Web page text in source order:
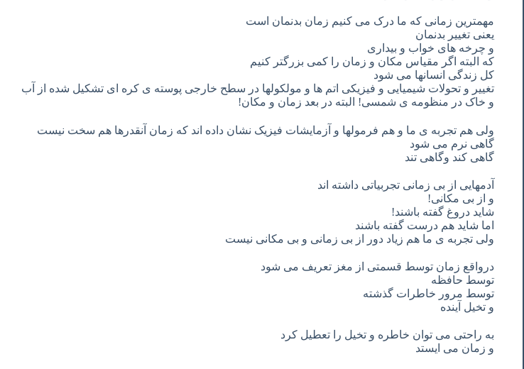
مهمترین زمانی که ما درک می کنیم زمان بدنمان است
یعنی تغییر بدنمان
و چرخه های خواب و بیداری
که البته اگر مقیاس مکان و زمان را کمی بزرگتر کنیم
کل زندگی انسانها می شود
تغییر و تحولات شیمیایی و فیزیکی اتم ها و مولکولها در سطح خارجی پوسته ی کره ای تشکیل شده از
آب
و خاک در منظومه ی شمسی! البته در بعد زمان و مکان!
ولی هم تجربه ی ما و هم فرمولها و آزمایشات فیزیک نشان داده اند که زمان آنقدرها هم سخت نیست
گاهی نرم می شود
گاهی کند وگاهی تند
آدمهایی از بی زمانی تجربیاتی داشته اند
و از بی مکانی!
شاید دروغ گفته باشند!
اما شاید هم درست گفته باشند
ولی تجربه ی ما هم زیاد دور از بی زمانی و بی مکانی نیست
درواقع زمان توسط قسمتی از مغز تعریف می شود
توسط حافظه
توسط مرور خاطرات گذشته
و تخیل آینده
به راحتی می توان خاطره و تخیل را تعطیل کرد
و زمان می ایستد